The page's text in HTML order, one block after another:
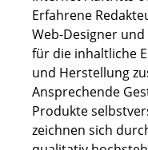
Erfahrene
Web-Designer
für die inhaltliche
und Herstellung
Ansprechende
Produkte
zeichnen sich